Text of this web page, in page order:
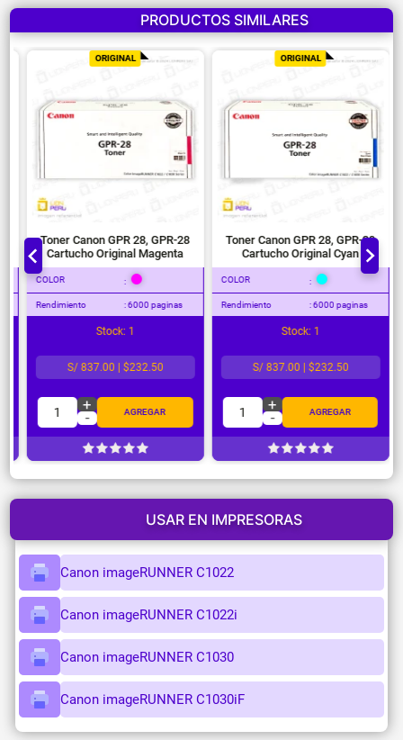
PRODUCTOS SIMILARES
ORIGINAL
Toner Canon GPR 28, GPR-28
Cartucho Original Magenta
COLOR
Rendimiento : 6000 paginas
Stock: 1
S/ 837.00 | $232.50
+
- AGREGAR
ORIGINAL
Toner Canon GPR 28, GPR-28
Cartucho Original Cyan
COLOR
Rendimiento : 6000 paginas
Stock: 1
S/ 837.00 | $232.50
+ AGREGAR
USAR EN IMPRESORAS
Canon imageRUNNER C1022
Canon imageRUNNER C1022i
Canon imageRUNNER C1030
Canon imageRUNNER C1030iF